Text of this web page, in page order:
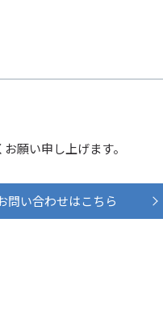
願い申し上げます。
問い合わせはこちら